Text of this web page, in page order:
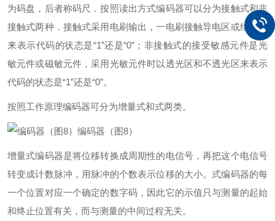
为码盘，后者称码尺．按照读出方式编码器可以分为接触式和非
接触式两种．接触式采用电刷输出，一电刷接触导电区或绝缘区
来表示代码的状态是“1”还是“0”；非接触式的接受敏感元件是光
敏元件或磁敏元件，采用光敏元件时以透光区和不透光区来表示
代码的状态是“1”还是“0”。
按照工作原理编码器可分为增量式和式两类。
编码器（图8）
增量式编码器是将位移转换成周期性的电信号，再把这个电信号
转变成计数脉冲，用脉冲的个数表示位移的大小。式编码器的每
一个位置对应一个确定的数字码，因此它的示值只与测量的起始
和终止位置有关，而与测量的中间过程无关。